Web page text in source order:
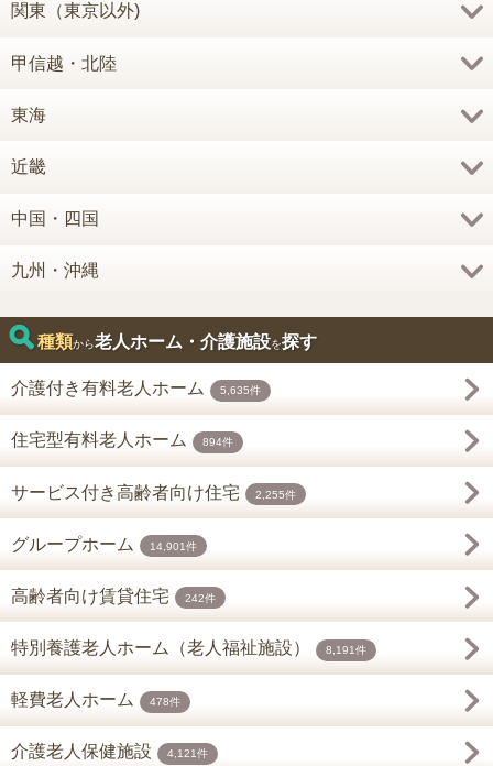
関東（東京以外)
甲信越・北陸
東海
近畿
中国・四国
九州・沖縄
種類から老人ホーム・介護施設を探す
介護付き有料老人ホーム 5,635件
住宅型有料老人ホーム 894件
サービス付き高齢者向け住宅 2,255件
グループホーム 14,901件
高齢者向け賃貸住宅 242件
特別養護老人ホーム（老人福祉施設） 8,191件
軽費老人ホーム 478件
介護老人保健施設 4,121件